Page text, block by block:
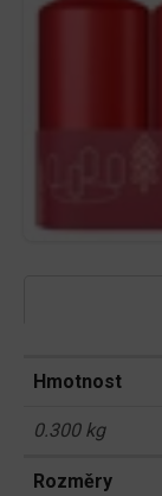
Hmotnost
0.300 kg
Rozměry